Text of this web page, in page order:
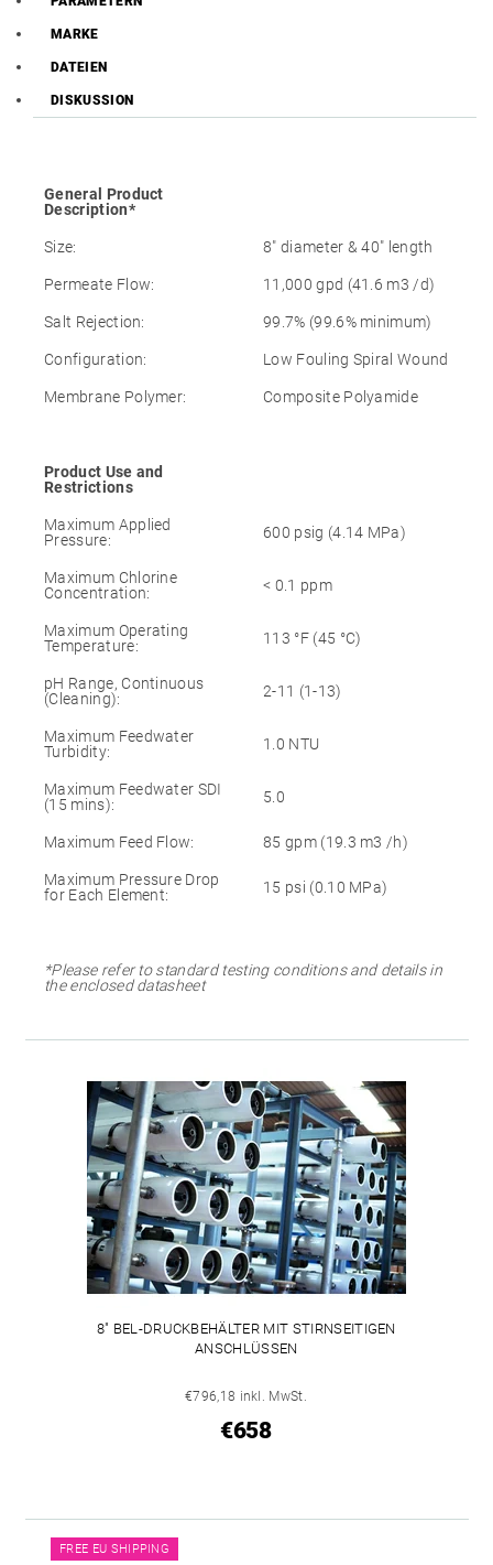
MARKE
DATEIEN
DISKUSSION
General Product
Description*
Size: 8″ diameter & 40″ length
Permeate Flow: 11,000 gpd (41.6 m3 /d)
Salt Rejection: 99.7% (99.6% minimum)
Configuration: Low Fouling Spiral Wound
Membrane Polymer: Composite Polyamide
Product Use and
Restrictions
Maximum Applied
Pressure:
600 psig (4.14 MPa)
Maximum Chlorine
Concentration:
< 0.1 ppm
Maximum Operating
Temperature:
113 °F (45 °C)
pH Range, Continuous
(Cleaning):
2-11 (1-13)
Maximum Feedwater
Turbidity:
1.0 NTU
Maximum Feedwater SDI
(15 mins):
5.0
Maximum Feed Flow: 85 gpm (19.3 m3 /h)
Maximum Pressure Drop
for Each Element:
15 psi (0.10 MPa)
*Please refer to standard testing conditions and details in
the enclosed datasheet
8" BEL-DRUCKBEHÄLTER MIT STIRNSEITIGEN
ANSCHLÜSSEN
€796,18 inkl. MwSt.
€658
FREE EU SHIPPING